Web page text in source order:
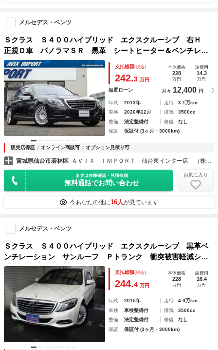
メルセデス・ベンツ
Ｓクラス Ｓ４００ハイブリッド エクスクルーシブ 右Ｈ
正規Ｄ車 パノラマＳＲ 黒革 シートヒーター＆ベンチレー
ター ＨＤＤナビ地デジ Ｂｕｒｍｅｓｔｅｒサウンド 全周
カメラ＆ＰＴＳ レーダーセーフティＰＫＧ 純正１９インチ
ＡＷ 禁煙車
支払総額(税込)
242.3 万円
本体価格
228
万円
諸費用
14.3
万円
据置ローン 月々 12,400 円
年式 2013年 走行
3.1万km
車検
2026年12月 排気
3500cc
整備
法定整備付 修復
なし
保証
保証付 (3ヶ月・3000km)
販売店保証 オンライン商談可 オプション見積り可
宮城県仙台市若林区 ＡＶＩＸ ＩＭＰＯＲＴ 仙台東インター店 （株）アビックスコーポレーション
まずは在庫確認・見積依頼
無料通話でお問い合わせ
お気に入り
今あなたの他に16人が見ています
メルセデス・ベンツ
Ｓクラス Ｓ４００ハイブリッド エクスクルーシブ 黒革ベ
ンチレーション サンルーフ Ｐトランク 衝突被害軽減シス
テム ＥＴＣ レーンアシスト クリアランスソナー シート
ヒーター メモリーナビ 全周囲カメラ ドライブレコーダ
ー パワーシート 禁煙車
支払総額(税込)
244.4 万円
本体価格
228
万円
諸費用
16.4
万円
年式 2015年 走行
4.0万km
車検
車検整備付 排気
3500cc
整備
法定整備付 修復
なし
保証
保証付 (3ヶ月・3000km)